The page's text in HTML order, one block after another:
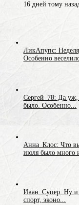
16 дней тому
ЛикАпупс:
Особенно
Сергей_78: Да
было. Особенно...
Анна_Клос: Что
июля было много
Иван_Супер: Ну и
спорт, эконо...